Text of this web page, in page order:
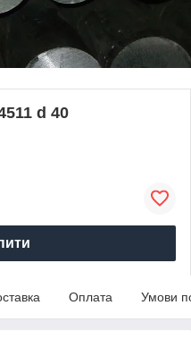
d 40
Оплата Умови